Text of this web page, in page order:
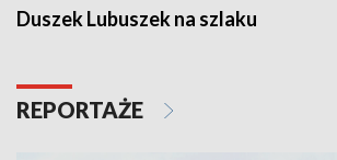
Duszek Lubuszek na szlaku
REPORTAŻE